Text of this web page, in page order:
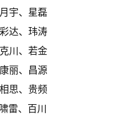
宇、星磊
达、玮涛
川、若金
丽、昌源
思、贵频
雷、百川